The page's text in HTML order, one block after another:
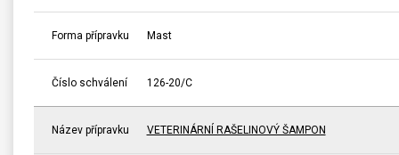
Forma přípravku Mast
Číslo schválení 126-20/C
Název přípravku VETERINÁRNÍ RAŠELINOVÝ ŠAMPON